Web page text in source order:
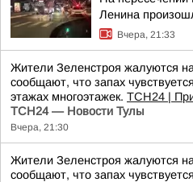
Ленина
Вчера, 21:33
Жители Зеленстроя жалуются
сообщают, что запах
этажах многоэтажек. ТСН24 |
ТСН24 — Новости Тулы
Вчера, 21:30
Жители Зеленстроя жалуются
сообщают, что запах